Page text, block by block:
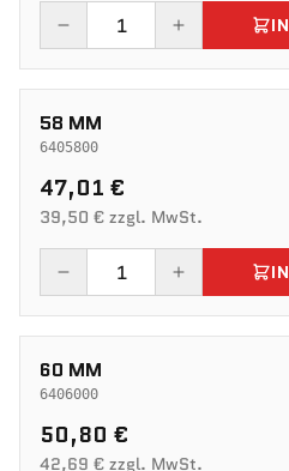
58 MM
6405800
47,01 €
39,50 € zzgl. MwSt.
60 MM
6406000
50,80 €
42,69 € zzgl. MwSt.